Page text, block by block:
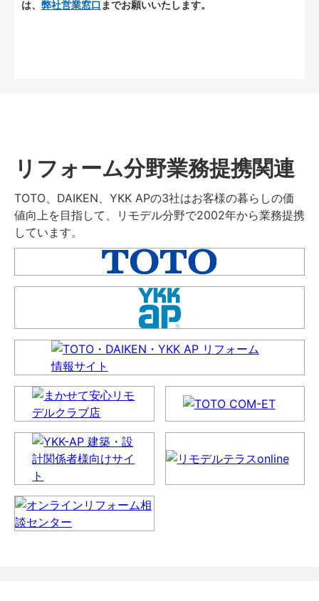
は、 弊社営業窓口 までお願いいたします。
リフォーム分野業務提携関連
TOTO、DAIKEN、YKK APの3社はお客様の暮らしの価
値向上を目指して、リモデル分野で2002年から業務提携
しています。